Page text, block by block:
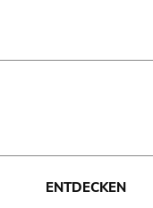
ENTDECKEN